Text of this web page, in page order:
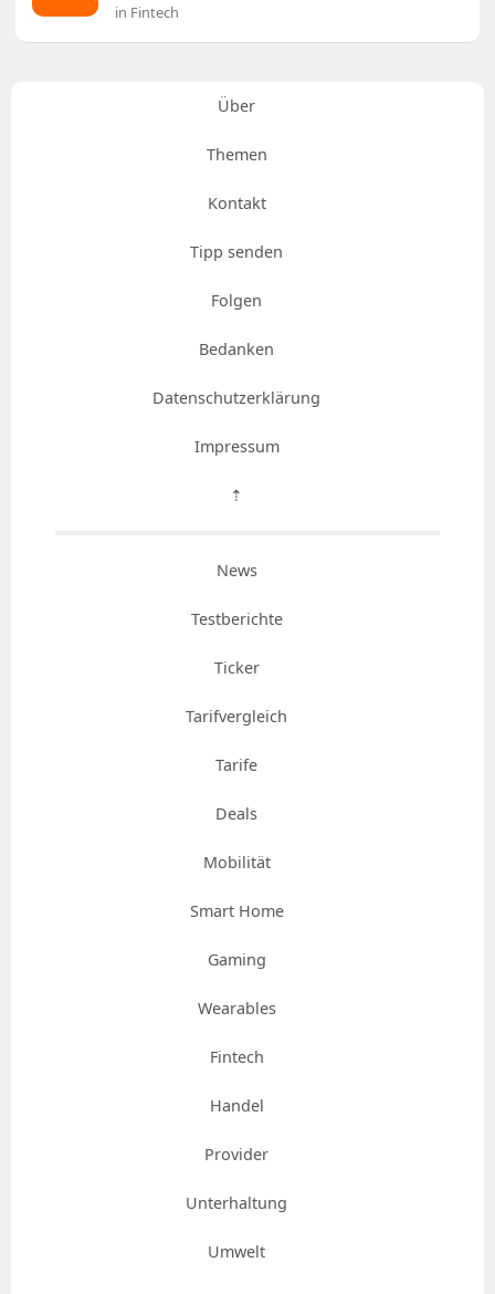
in Fintech
Über
Themen
Kontakt
Tipp senden
Folgen
Bedanken
Datenschutzerklärung
Impressum
⇡
News
Testberichte
Ticker
Tarifvergleich
Tarife
Deals
Mobilität
Smart Home
Gaming
Wearables
Fintech
Handel
Provider
Unterhaltung
Umwelt